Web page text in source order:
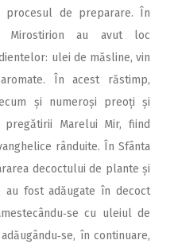
de preparare. În
Mirostirion au avut loc
ulei de măsline, vin
În acest răstimp,
și numeroși preoți și
pregătirii Marelui Mir, fiind
rânduite. În Sfânta
decoctului de plante și
fost adăugate în decoct
cu uleiul de
în continuare,